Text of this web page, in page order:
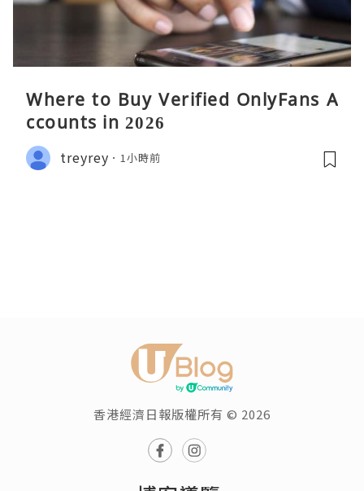
Where to Buy Verified OnlyFans A
ccounts in 2026
treyrey 1小時前
香港經濟日報版權所有 © 2026